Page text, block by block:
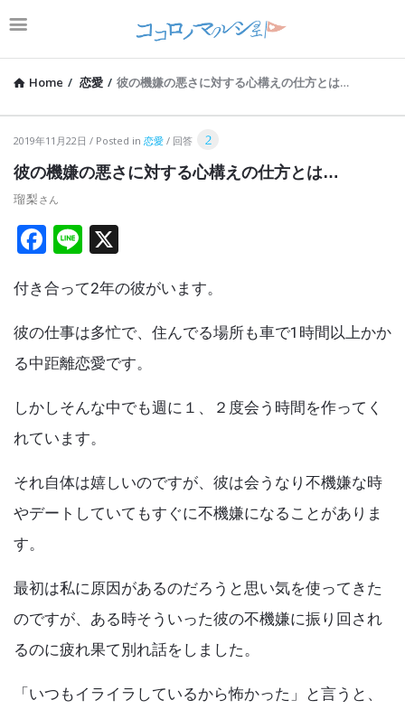
Home / 恋愛 / 彼の機嫌の悪さに対する心構えの仕方とは…
コ
コ
ロ
ノ
マ
ル
ェ
Latest
2019年11月22日 Posted in 恋愛 回答 2
彼の機嫌の悪さに対する心構えの仕方とは…
瑠梨
F
ce
b
o
k
Li
e
付き合って2年の彼がいます。
彼の仕事は多忙で、住んでる場所も車で1時間以上かか
る中距離恋愛です。
しかしそんな中でも週に１、２度会う時間を作ってく
れています。
それ自体は嬉しいのですが、彼は会うなり不機嫌な時
やデートしていてもすぐに不機嫌になることがありま
す。
最初は私に原因があるのだろうと思い気を使ってきた
のですが、ある時そういった彼の不機嫌に振り回され
るのに疲れ果て別れ話をしました。
「いつもイライラしているから怖かった」と言うと、